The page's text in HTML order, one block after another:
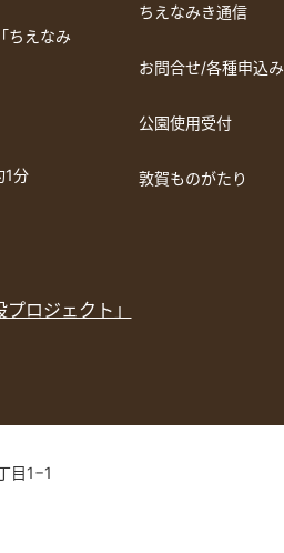
ちえなみ
1分
ちえなみき通信
お問合せ/各種申込み
公園使用受付
敦賀ものがたり
ロジェクト」
目1−1